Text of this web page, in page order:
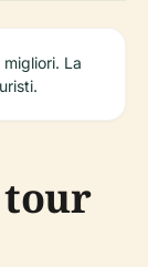
La
tour